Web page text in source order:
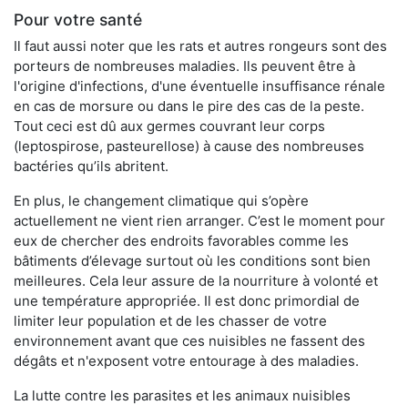
Pour votre santé
Il faut aussi noter que les rats et autres rongeurs sont des
porteurs de nombreuses maladies. Ils peuvent être à
l'origine d'infections, d'une éventuelle insuffisance rénale
en cas de morsure ou dans le pire des cas de la peste.
Tout ceci est dû aux germes couvrant leur corps
(leptospirose, pasteurellose) à cause des nombreuses
bactéries qu’ils abritent.
En plus, le changement climatique qui s’opère
actuellement ne vient rien arranger. C’est le moment pour
eux de chercher des endroits favorables comme les
bâtiments d’élevage surtout où les conditions sont bien
meilleures. Cela leur assure de la nourriture à volonté et
une température appropriée. Il est donc primordial de
limiter leur population et de les chasser de votre
environnement avant que ces nuisibles ne fassent des
dégâts et n'exposent votre entourage à des maladies.
La lutte contre les parasites et les animaux nuisibles